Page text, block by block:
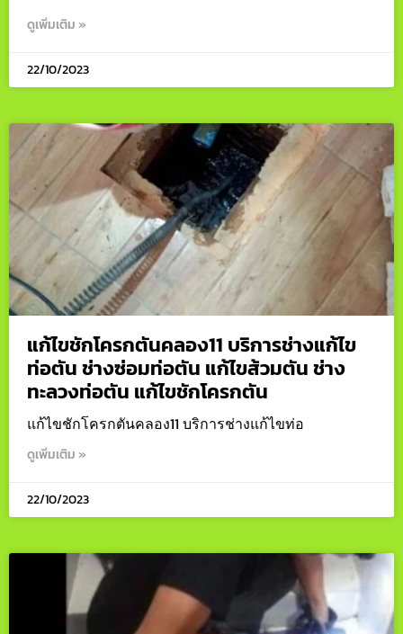
ดูเพิ่มเติม »
22/10/2023
แก้ไขชักโครกตันคลอง11 บริการช่างแก้ไข
ท่อตัน ช่างซ่อมท่อตัน แก้ไขส้วมตัน ช่าง
ทะลวงท่อตัน แก้ไขชักโครกตัน
แก้ไขชักโครกตันคลอง11 บริการช่างแก้ไขท่อ
ดูเพิ่มเติม »
22/10/2023